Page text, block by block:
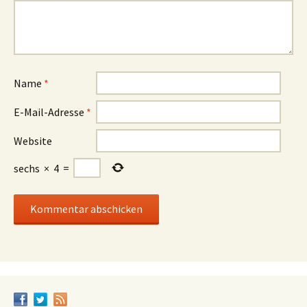
Name *
E-Mail-Adresse *
Website
sechs × 4 =